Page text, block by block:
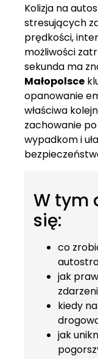
Kolizja na
stresujących
prędkości,
możliwości
sekunda ma
Małopolsce
opanowanie
właściwa
zachowanie
wypadkom i
W tym
się:
co
jak
kiedy
jak